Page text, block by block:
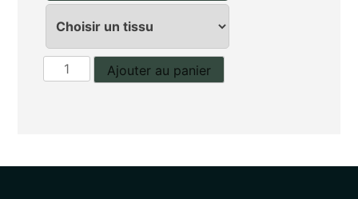
quantité
de
Ajouter au panier